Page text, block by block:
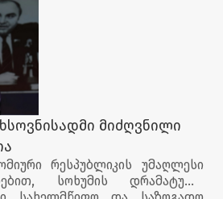
აფხაზეთის
უმაღლესი საბჭოს დეპუტატები
წარმომადგენლები
მიძღვნილი
რესპუბლიკის უმაღლესი
სოხუმის დრამატული